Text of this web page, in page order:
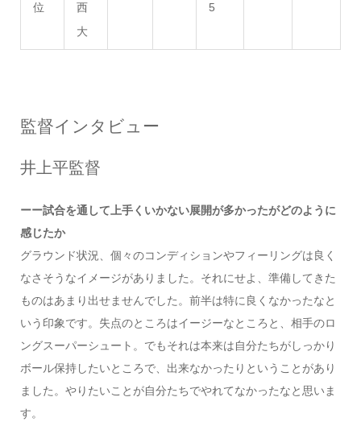
位
西
大
5
監督インタビュー
井上平監督
ーー試合を通して上手くいかない展開が多かったがどのように
感じたか
グラウンド状況、個々のコンディションやフィーリングは良く
なさそうなイメージがありました。それにせよ、準備してきた
ものはあまり出せませんでした。前半は特に良くなかったなと
いう印象です。失点のところはイージーなところと、相手のロ
ングスーパーシュート。でもそれは本来は自分たちがしっかり
ボール保持したいところで、出来なかったりということがあり
ました。やりたいことが自分たちでやれてなかったなと思いま
す。